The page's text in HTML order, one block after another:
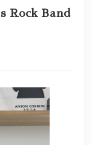
Rock Band